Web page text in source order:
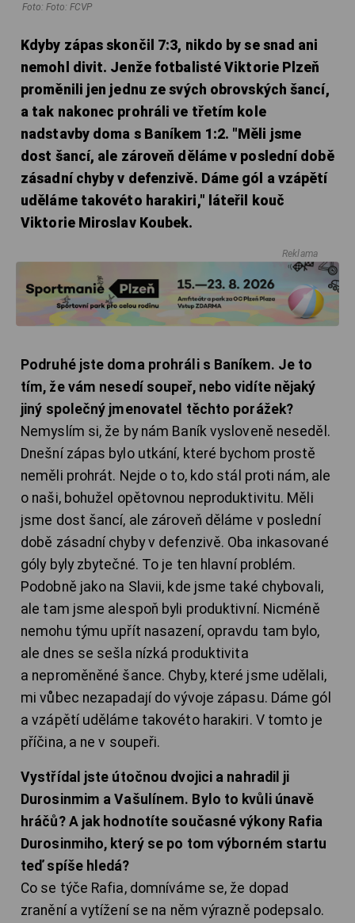
Foto: Foto: FCVP
Kdyby zápas skončil 7:3, nikdo by se snad ani
nemohl divit. Jenže fotbalisté Viktorie Plzeň
proměnili jen jednu ze svých obrovských šancí,
a tak nakonec prohráli ve třetím kole
nadstavby doma s Baníkem 1:2. "Měli jsme
dost šancí, ale zároveň děláme v poslední době
zásadní chyby v defenzivě. Dáme gól a vzápětí
uděláme takovéto harakiri," láteřil kouč
Viktorie Miroslav Koubek.
Reklama
Podruhé jste doma prohráli s Baníkem. Je to
tím, že vám nesedí soupeř, nebo vidíte nějaký
jiný společný jmenovatel těchto porážek?
Nemyslím si, že by nám Baník vysloveně neseděl.
Dnešní zápas bylo utkání, které bychom prostě
neměli prohrát. Nejde o to, kdo stál proti nám, ale
o naši, bohužel opětovnou neproduktivitu. Měli
jsme dost šancí, ale zároveň děláme v poslední
době zásadní chyby v defenzivě. Oba inkasované
góly byly zbytečné. To je ten hlavní problém.
Podobně jako na Slavii, kde jsme také chybovali,
ale tam jsme alespoň byli produktivní. Nicméně
nemohu týmu upřít nasazení, opravdu tam bylo,
ale dnes se sešla nízká produktivita
a neproměněné šance. Chyby, které jsme udělali,
mi vůbec nezapadají do vývoje zápasu. Dáme gól
a vzápětí uděláme takovéto harakiri. V tomto je
příčina, a ne v soupeři.
Vystřídal jste útočnou dvojici a nahradil ji
Durosinmim a Vašulínem. Bylo to kvůli únavě
hráčů? A jak hodnotíte současné výkony Rafia
Durosinmiho, který se po tom výborném startu
teď spíše hledá?
Co se týče Rafia, domníváme se, že dopad
zranění a vytížení se na něm výrazně podepsalo.